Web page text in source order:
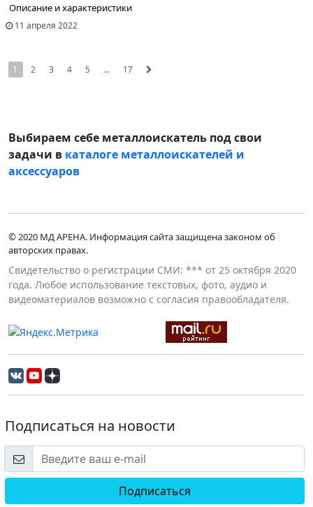
Описание и характеристики
11 апреля 2022
1 2 3 4 5 ... 17
Выбираем себе металлоискатель под свои
задачи в каталоге металлоискателей и
аксессуаров
© 2020 МД АРЕНА. Информация сайта защищена законом об
авторских правах.
Свидетельство о регистрации СМИ: *** от 25 октября 2020
года. Любое использование текстовых, фото, аудио и
видеоматериалов возможно с согласия правообладателя.
Подписаться на новости
Подписаться